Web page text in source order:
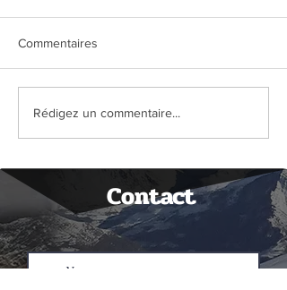
Commentaires
Rédigez un commentaire...
Contact